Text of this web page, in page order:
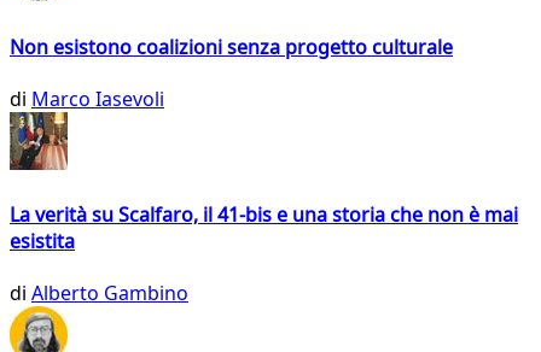
Non esistono coalizioni senza progetto culturale
di Marco Iasevoli
La verità su Scalfaro, il 41-bis e una storia che non è mai
esistita
di Alberto Gambino